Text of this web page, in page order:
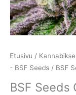
Etusivu /
- BSF Seeds / BSF
BSF Seeds